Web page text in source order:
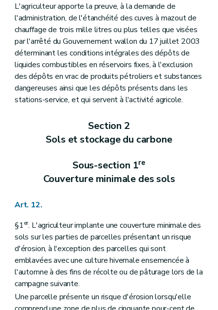
L'agriculteur apporte la preuve, à la demande de
l'administration, de l'étanchéité des cuves à mazout de
chauffage de trois mille litres ou plus telles que visées
par l'arrêté du Gouvernement wallon du 17 juillet 2003
déterminant les conditions intégrales des dépôts de
liquides combustibles en réservoirs fixes, à l'exclusion
des dépôts en vrac de produits pétroliers et substances
dangereuses ainsi que les dépôts présents dans les
stations-service, et qui servent à l'activité agricole.
Section 2
Sols et stockage du carbone
Sous-section 1re
Couverture minimale des sols
Art. 12.
§1er. L'agriculteur implante une couverture minimale des
sols sur les parties de parcelles présentant un risque
d'érosion, à l'exception des parcelles qui sont
emblavées avec une culture hivernale ensemencée à
l'automne à des fins de récolte ou de pâturage lors de la
campagne suivante.
Une parcelle présente un risque d'érosion lorsqu'elle